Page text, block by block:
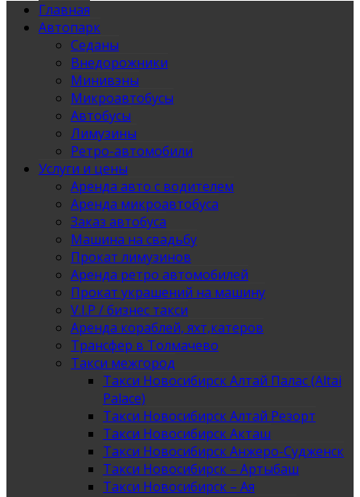
Главная
Автопарк
Седаны
Внедорожники
Минивэны
Микроавтобусы
Автобусы
Лимузины
Ретро-автомобили
Услуги и цены
Аренда авто с водителем
Аренда микроавтобуса
Заказ автобуса
Машина на свадьбу
Прокат лимузинов
Аренда ретро автомобилей
Прокат украшений на машину
V.I.P / бизнес такси
Аренда кораблей, яхт,катеров
Трансфер в Толмачево
Такси межгород
Такси Новосибирск Алтай Палас (Altai
Palace)
Такси Новосибирск Алтай Резорт
Такси Новосибирск Акташ
Такси Новосибирск Анжеро-Судженск
Такси Новосибирск – Артыбаш
Такси Новосибирск – Ая